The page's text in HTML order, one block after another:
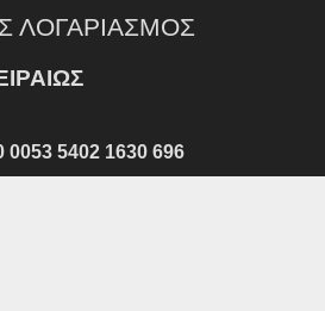
ΛΟΓΑΡΙΑΣΜΟΣ
0053 5402 1630 696